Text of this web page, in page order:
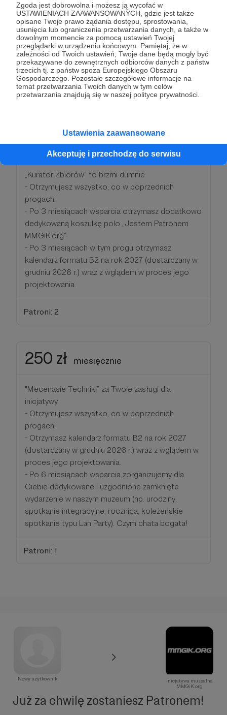
Zgoda jest dobrowolna i możesz ją wycofać w
USTAWIENIACH ZAAWANSOWANYCH, gdzie jest także
opisane Twoje prawo żądania dostępu, sprostowania,
usunięcia lub ograniczenia przetwarzania danych, a także w
dowolnym momencie za pomocą ustawień Twojej
przeglądarki w urządzeniu końcowym. Pamiętaj, że w
zależności od Twoich ustawień, Twoje dane będą mogły być
przekazywane do zewnętrznych odbiorców danych z państw
trzecich tj. z państw spoza Europejskiego Obszaru
Gospodarczego. Pozostałe szczegółowe informacje na
temat przetwarzania Twoich danych w tym celów
przetwarzania znajdują się w naszej polityce prywatności.
Ustawienia zaawansowane
Akceptuję i przechodzę do serwisu
dedykowany kubek „Jestem Patronem
MMGiK.org”.
- Po 6 miesiącach wsparcia otrzymasz kalendarz
formatu B2 na rok 2027 (dostarczany w grudniu
2026 r.) wraz z wglądem w proces jego
projektowania.
Patroni: 3
150 zł miesięcznie
„Kurator Zbiorów” to brzmi dumnie
- Otrzymujesz wszystko, co w poprzednich
progach.
- Po 3 miesiącach wsparcia otrzymasz dodatkowo
dedykowaną koszulkę polo „Jestem Patronem
MMGiK.org”.
- Po 3 miesiącach w tym progu otrzymasz
kalendarz formatu B2 na rok 2027 (dostarczany w
grudniu 2026 r.) wraz z wglądem w proces jego
projektowania.
Patroni: 2
250 zł miesięcznie
"Mecenasie Techniki” za Twoje zasługi dla
inicjatywy
- Otrzymujesz wszystko, co w poprzednich
progach.
- Otrzymasz kalendarz formatu B2 na rok 2027
(dostarczany w grudniu 2026 r.) wraz z wglądem w
proces jego projektowania.
- Po 6 miesiącach wsparcia zorganizujemy dla
Ciebie dedykowane i uzgodnione zamknięte
wydarzenie w naszym muzeum (np. urodziny,
spotkanie integracyjne, rocznica, koleżeńskie
spotkanie typu Lan Party). Czym chata bogata!
Patroni: 1
Nowy użytkownik
Inicjatywa muzealna
MMGiK.org
Już za chwilę zostaniesz Patronem!